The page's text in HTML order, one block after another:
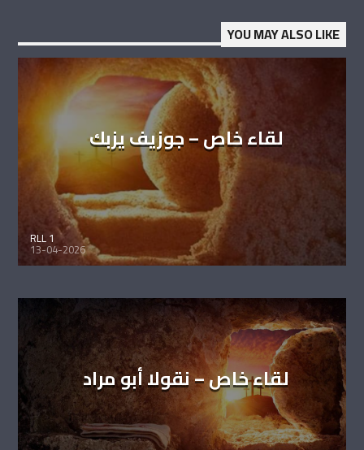
YOU MAY ALSO LIKE
لقاء خاص – جوزيف يزبك
RLL 1
13-04-2026
لقاء خاص – نقولا أبو مراد